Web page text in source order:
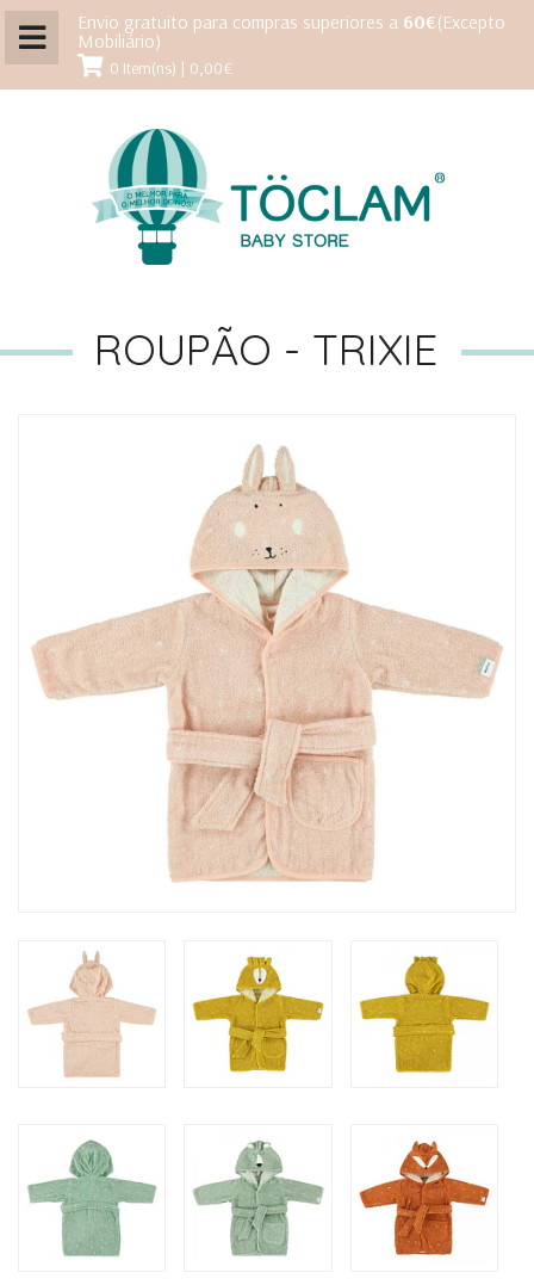
Envio gratuito para compras superiores a 60€(Excepto
Mobiliário)
0 Item(ns) | 0,00€
ROUPÃO - TRIXIE